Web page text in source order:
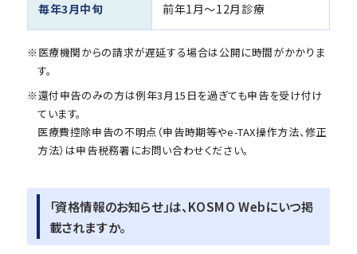
毎年3月中旬 前年1月～12月診療
※医療機関からの請求が遅延する場合は公開に時間がかかりま
す。
※還付申告のみの方は例年3月15日を過ぎても申告を受け付け
ています。
医療費控除申告の不明点（申告時期等やe-TAX操作方法、修正
方法）は申告税務署にお問い合わせください。
「資格情報のお知らせ」は、KOSMO Webにいつ掲
載されますか。